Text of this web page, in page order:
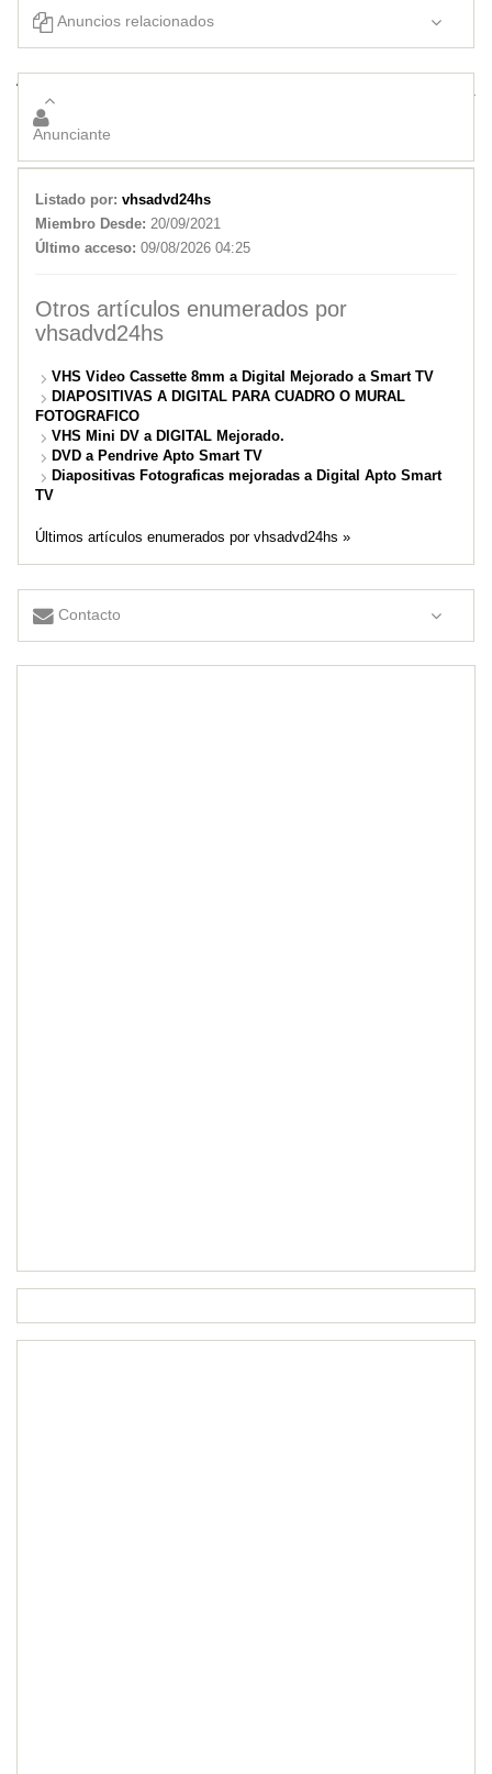
Anuncios relacionados
Audio Cinta Abierta a Digital
Diapositivas Fotograficas mejoradas a Digital Apto Smart TV
Anunciante
Listado por: vhsadvd24hs
Miembro Desde: 20/09/2021
Último acceso: 09/08/2026 04:25
Otros artículos enumerados por
vhsadvd24hs
VHS Video Cassette 8mm a Digital Mejorado a Smart TV
DIAPOSITIVAS A DIGITAL PARA CUADRO O MURAL
FOTOGRAFICO
VHS Mini DV a DIGITAL Mejorado.
DVD a Pendrive Apto Smart TV
Diapositivas Fotograficas mejoradas a Digital Apto Smart
TV
Últimos artículos enumerados por vhsadvd24hs »
Contacto